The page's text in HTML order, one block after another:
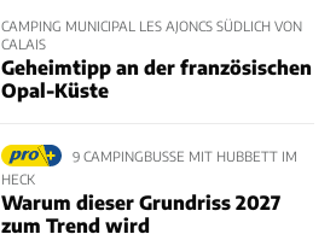
CAMPING MUNICIPAL LES AJONCS SÜDLICH VON
CALAIS
Geheimtipp an der französischen
Opal-Küste
9 CAMPINGBUSSE MIT HUBBETT IM
HECK
Warum dieser Grundriss 2027
zum Trend wird